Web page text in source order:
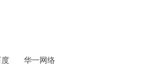
度 华一网络